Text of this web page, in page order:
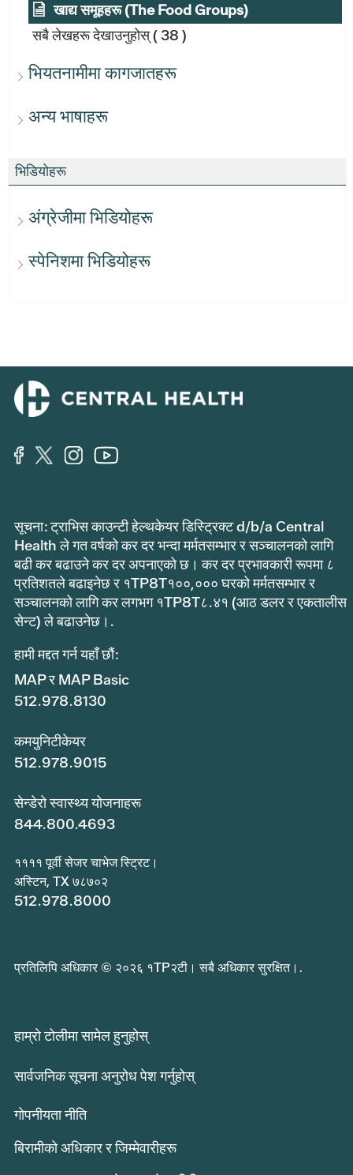
खाद्य समूहहरू (The Food Groups)
सबै लेखहरू देखाउनुहोस्( 38 )
भियतनामीमा कागजातहरू
अन्य भाषाहरू
भिडियोहरू
अंग्रेजीमा भिडियोहरू
स्पेनिशमा भिडियोहरू
सूचना: ट्राभिस काउन्टी हेल्थकेयर डिस्ट्रिक्ट d/b/a Central
Health ले गत वर्षको कर दर भन्दा मर्मतसम्भार र सञ्चालनको लागि
बढी कर बढाउने कर दर अपनाएको छ। कर दर प्रभावकारी रूपमा ८
प्रतिशतले बढाइनेछ र १TP8T१००,००० घरको मर्मतसम्भार र
सञ्चालनको लागि कर लगभग १TP8T८.४१ (आठ डलर र एकतालीस
सेन्ट) ले बढाउनेछ।.
हामी मद्दत गर्न यहाँ छौं:
MAP र MAP Basic
512.978.8130
कमयुनिटीकेयर
512.978.9015
सेन्डेरो स्वास्थ्य योजनाहरू
844.800.4693
११११ पूर्वी सेजर चाभेज स्ट्रिट।
अस्टिन, TX ७८७०२
512.978.8000
प्रतिलिपि अधिकार © २०२६ १TP२टी। सबै अधिकार सुरक्षित।.
हाम्रो टोलीमा सामेल हुनुहोस्
सार्वजनिक सूचना अनुरोध पेश गर्नुहोस्
गोपनीयता नीति
बिरामीको अधिकार र जिम्मेवारीहरू